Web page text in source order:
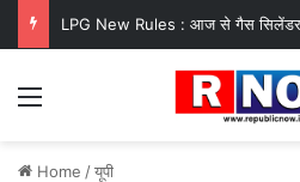
Menu
Home /यूपी